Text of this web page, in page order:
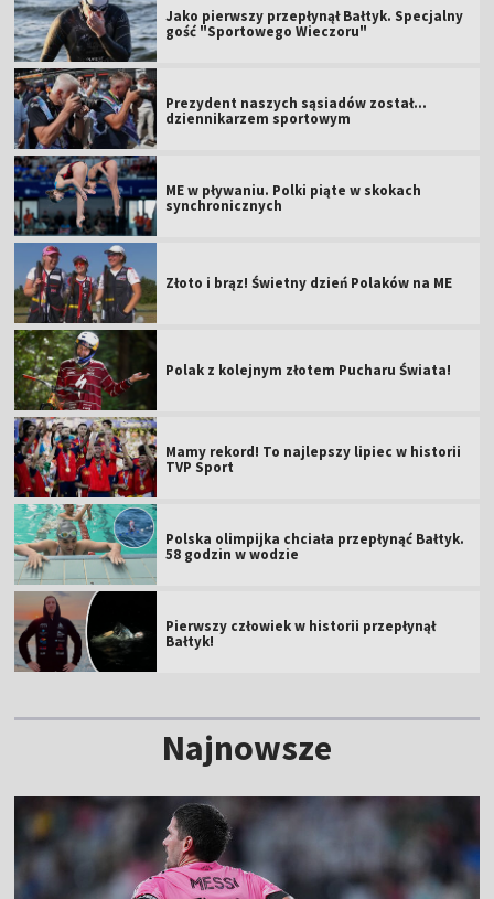
Jako pierwszy przepłynął Bałtyk. Specjalny
gość "Sportowego Wieczoru"
Prezydent naszych sąsiadów został...
dziennikarzem sportowym
ME w pływaniu. Polki piąte w skokach
synchronicznych
Złoto i brąz! Świetny dzień Polaków na ME
Polak z kolejnym złotem Pucharu Świata!
Mamy rekord! To najlepszy lipiec w historii
TVP Sport
Polska olimpijka chciała przepłynąć Bałtyk.
58 godzin w wodzie
Pierwszy człowiek w historii przepłynął
Bałtyk!
Najnowsze